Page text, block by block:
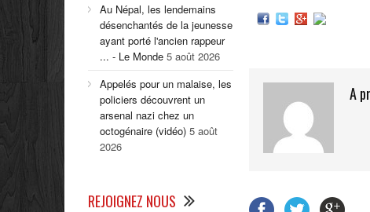
A
Au Népal, les lendemains
désenchantés de la jeunesse
ayant porté l'ancien rappeur
... - Le Monde 5 août 2026
Appelés pour un malaise, les
policiers découvrent un
arsenal nazi chez un
octogénaire (vidéo) 5 août
2026
REJOIGNEZ NOUS